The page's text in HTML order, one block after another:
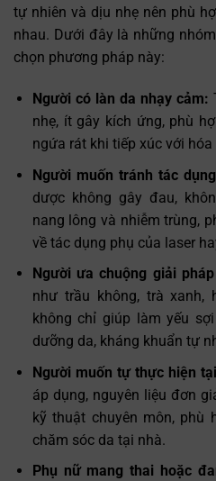
tự nhiên và dịu nhẹ nên phù
nhau. Dưới đây là những
chọn phương pháp này:
Người có làn da nhạy cảm:
nhẹ, ít gây kích ứng, phù
ngứa rát khi tiếp xúc với
Người muốn tránh tác
dược không gây đau,
nang lông và nhiễm trùng,
về tác dụng phụ của laser
Người ưa chuộng giải
như trầu không, trà xanh,
không chỉ giúp làm yếu
dưỡng da, kháng khuẩn tự
Người muốn tự thực hiện
áp dụng, nguyên liệu đơn
kỹ thuật chuyên môn, phù
chăm sóc da tại nhà.
Phụ nữ mang thai hoặc